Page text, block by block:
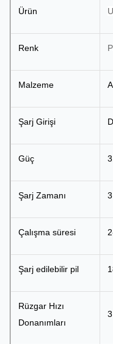
Ürün
Renk
Malzeme
Şarj Girişi
Güç
Şarj Zamanı
Çalışma süresi
Şarj edilebilir pil
Rüzgar Hızı
Donanımları
3